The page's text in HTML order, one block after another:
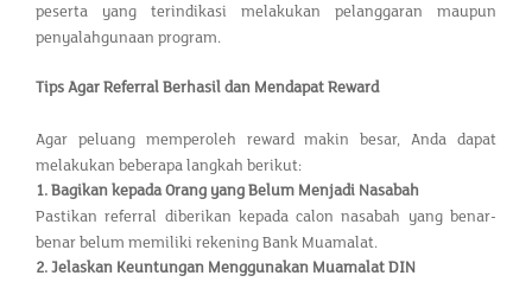
peserta yang terindikasi melakukan pelanggaran maupun
penyalahgunaan program.
Tips Agar Referral Berhasil dan Mendapat Reward
Agar peluang memperoleh reward makin besar, Anda dapat
melakukan beberapa langkah berikut:
1.Bagikan kepada Orang yang Belum Menjadi Nasabah
Pastikan referral diberikan kepada calon nasabah yang benar-
benar belum memiliki rekening Bank Muamalat.
2.Jelaskan Keuntungan Menggunakan Muamalat DIN